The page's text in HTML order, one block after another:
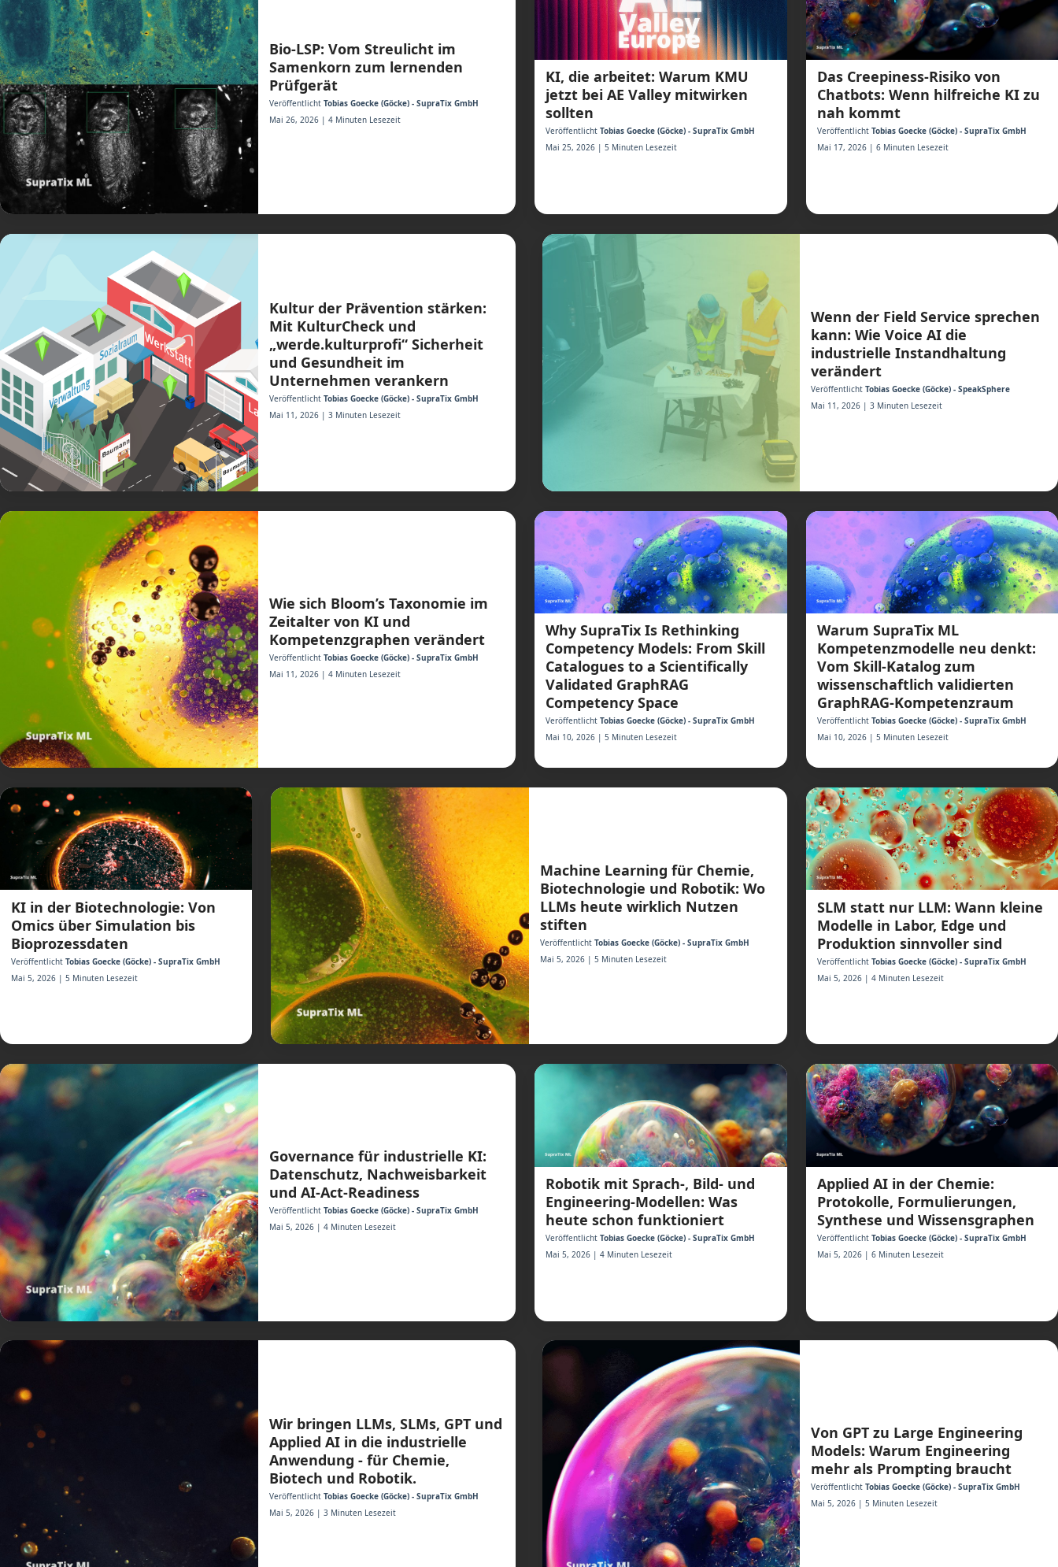
Bio-LSP: Vom Streulicht im
Samenkorn zum lernenden
Prüfgerät
Veröffentlicht Tobias Goecke (Göcke) - SupraTix GmbH
Mai 26, 2026 | 4 Minuten Lesezeit
KI, die arbeitet: Warum KMU
jetzt bei AE Valley mitwirken
sollten
VeröffentlichtTobias Goecke (Göcke) - SupraTix GmbH
Mai 25, 2026 | 5 Minuten Lesezeit
Das Creepiness-Risiko von
Chatbots: Wenn hilfreiche KI zu
nah kommt
Veröffentlicht Tobias Goecke (Göcke) - SupraTix GmbH
Mai 17, 2026 | 6 Minuten Lesezeit
Kultur der Prävention stärken:
Mit KulturCheck und
„werde.kulturprofi“ Sicherheit
und Gesundheit im
Unternehmen verankern
Veröffentlicht Tobias Goecke (Göcke) - SupraTix GmbH
Mai 11, 2026 | 3 Minuten Lesezeit
Wenn der Field Service sprechen
kann: Wie Voice AI die
industrielle Instandhaltung
verändert
VeröffentlichtTobias Goecke (Göcke) - SpeakSphere
Mai 11, 2026 | 3 Minuten Lesezeit
Wie sich Bloom’s Taxonomie im
Zeitalter von KI und
Kompetenzgraphen verändert
Veröffentlicht Tobias Goecke (Göcke) - SupraTix GmbH
Mai 11, 2026 | 4 Minuten Lesezeit
Why SupraTix Is Rethinking
Competency Models: From Skill
Catalogues to a Scientifically
Validated GraphRAG
Competency Space
VeröffentlichtTobias Goecke (Göcke) - SupraTix GmbH
Mai 10, 2026 | 5 Minuten Lesezeit
Warum SupraTix ML
Kompetenzmodelle neu denkt:
Vom Skill-Katalog zum
wissenschaftlich validierten
GraphRAG-Kompetenzraum
Veröffentlicht Tobias Goecke (Göcke) - SupraTix GmbH
Mai 10, 2026 | 5 Minuten Lesezeit
KI in der Biotechnologie: Von
Omics über Simulation bis
Bioprozessdaten
Veröffentlicht Tobias Goecke (Göcke) - SupraTix GmbH
Mai 5, 2026 | 5 Minuten Lesezeit
Machine Learning für Chemie,
Biotechnologie und Robotik: Wo
LLMs heute wirklich Nutzen
stiften
Veröffentlicht Tobias Goecke (Göcke) - SupraTix GmbH
Mai 5, 2026 | 5 Minuten Lesezeit
SLM statt nur LLM: Wann kleine
Modelle in Labor, Edge und
Produktion sinnvoller sind
Veröffentlicht Tobias Goecke (Göcke) - SupraTix GmbH
Mai 5, 2026 | 4 Minuten Lesezeit
Governance für industrielle KI:
Datenschutz, Nachweisbarkeit
und AI-Act-Readiness
Veröffentlicht Tobias Goecke (Göcke) - SupraTix GmbH
Mai 5, 2026 | 4 Minuten Lesezeit
Robotik mit Sprach-, Bild- und
Engineering-Modellen: Was
heute schon funktioniert
VeröffentlichtTobias Goecke (Göcke) - SupraTix GmbH
Mai 5, 2026 | 4 Minuten Lesezeit
Applied AI in der Chemie:
Protokolle, Formulierungen,
Synthese und Wissensgraphen
Veröffentlicht Tobias Goecke (Göcke) - SupraTix GmbH
Mai 5, 2026 | 6 Minuten Lesezeit
Wir bringen LLMs, SLMs, GPT und
Applied AI in die industrielle
Anwendung - für Chemie,
Biotech und Robotik.
Veröffentlicht Tobias Goecke (Göcke) - SupraTix GmbH
Mai 5, 2026 | 3 Minuten Lesezeit
Von GPT zu Large Engineering
Models: Warum Engineering
mehr als Prompting braucht
VeröffentlichtTobias Goecke (Göcke) - SupraTix GmbH
Mai 5, 2026 | 5 Minuten Lesezeit